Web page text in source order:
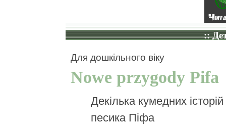
::
Для дошкільного віку
Nowe przygody Pifa
Декілька кумедних
песика Піфа